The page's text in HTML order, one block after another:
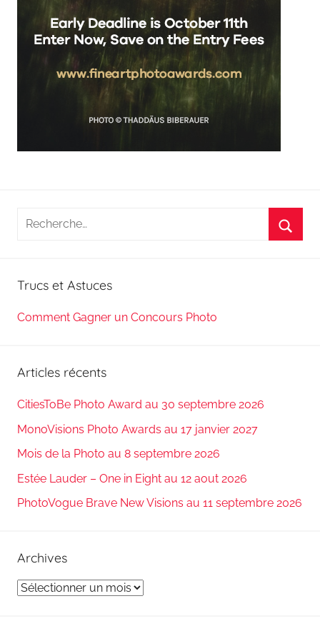
Recherche
Trucs et Astuces
Comment Gagner un Concours Photo
Articles récents
CitiesToBe Photo Award au 30 septembre 2026
MonoVisions Photo Awards au 17 janvier 2027
Mois de la Photo au 8 septembre 2026
Estée Lauder – One in Eight au 12 aout 2026
PhotoVogue Brave New Visions au 11 septembre 2026
Archives
Archives